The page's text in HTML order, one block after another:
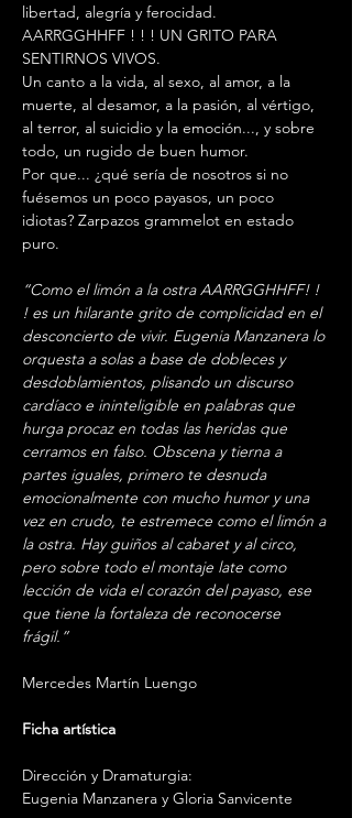
libertad, alegría y ferocidad.
AARRGGHHFF ! ! ! UN GRITO PARA
SENTIRNOS VIVOS.
Un canto a la vida, al sexo, al amor, a la
muerte, al desamor, a la pasión, al vértigo,
al terror, al suicidio y la emoción..., y sobre
todo, un rugido de buen humor.
Por que... ¿qué sería de nosotros si no
fuésemos un poco payasos, un poco
idiotas? Zarpazos grammelot en estado
puro.
“Como el limón a la ostra AARRGGHHFF! !
! es un hilarante grito de complicidad en el
desconcierto de vivir. Eugenia Manzanera lo
orquesta a solas a base de dobleces y
desdoblamientos, plisando un discurso
cardíaco e ininteligible en palabras que
hurga procaz en todas las heridas que
cerramos en falso. Obscena y tierna a
partes iguales, primero te desnuda
emocionalmente con mucho humor y una
vez en crudo, te estremece como el limón a
la ostra. Hay guiños al cabaret y al circo,
pero sobre todo el montaje late como
lección de vida el corazón del payaso, ese
que tiene la fortaleza de reconocerse
frágil.”
Mercedes Martín Luengo
Ficha artística
Dirección y Dramaturgia:
Eugenia Manzanera y Gloria Sanvicente